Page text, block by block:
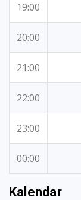
19:00
20:00
21:00
22:00
23:00
00:00
Kalendar